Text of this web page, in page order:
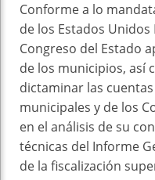
Conforme a lo
de los Estados
Congreso del Estado
de los municipios, así
dictaminar las
municipales y de los
en el análisis de su
técnicas del Informe
de la fiscalización